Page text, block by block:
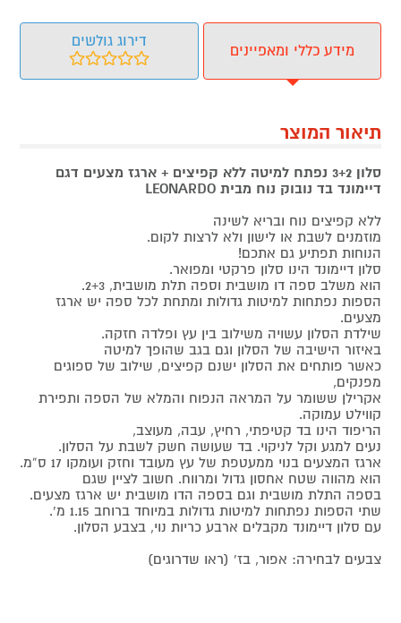
מידע כללי ומאפיינים
דירוג גולשים
תיאור המוצר
סלון 3+2 נפתח למיטה ללא קפיצים + ארגז מצעים דגם
דיימונד בד נובוק נוח מבית LEONARDO
ללא קפיצים נוח ובריא לשינה
מוזמנים לשבת או לישון ולא לרצות לקום.
הנוחות תפתיע גם אתכם!
סלון דיימונד הינו סלון פרקטי ומפואר.
הוא משלב ספה דו מושבית וספה תלת מושבית, 2+3.
הספות נפתחות למיטות גדולות ומתחת לכל ספה יש ארגז
מצעים.
שילדת הסלון עשויה משילוב בין עץ ופלדה חזקה.
באיזור הישיבה של הסלון וגם בגב שהופך למיטה
כאשר פותחים את הסלון ישנם קפיצים, שילוב של ספוגים
מפנקים,
אקרילן ששומר על המראה הנפוח והמלא של הספה ותפירת
קווילט עמוקה.
הריפוד הינו בד קטיפתי, רחיץ, עבה, מעוצב,
נעים למגע וקל לניקוי. בד שעושה חשק לשבת על הסלון.
ארגז המצעים בנוי ממעטפת של עץ מעובד וחזק ועומקו 17 ס”מ.
הוא מהווה שטח אחסון גדול ומרווח. חשוב לציין שגם
בספה התלת מושבית וגם בספה הדו מושבית יש ארגז מצעים.
שתי הספות נפתחות למיטות גדולות במיוחד ברוחב 1.15 מ’.
עם סלון דיימונד מקבלים ארבע כריות נוי, בצבע הסלון.
צבעים לבחירה: אפור, בז' (ראו שדרוגים)